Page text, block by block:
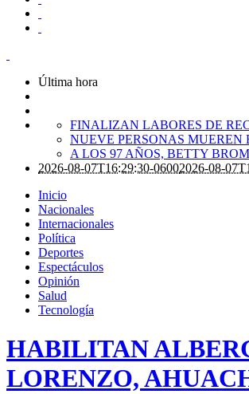
Última hora
FINALIZAN LABORES DE
NUEVE PERSONAS
A LOS 97 AÑOS, BETTY
2026-08-07T16:29:30-06002026-08-
Inicio
Nacionales
Internacionales
Política
Deportes
Espectáculos
Opinión
Salud
Tecnología
HABILITAN
LORENZO,